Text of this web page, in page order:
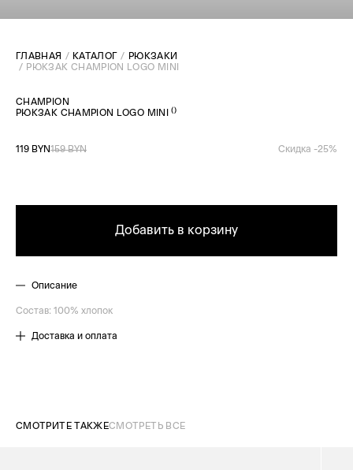
ГЛАВНАЯ КАТАЛОГ
РЮКЗАКИ
PЮКЗАК CHAMPION LOGO MINI
CHAMPION
PЮКЗАК CHAMPION LOGO MINI()
119 BYN159 BYN Скидка -25%
Добавить в корзину
Описание
Состав: 100% хлопок
Доставка и оплата
СМОТРИТЕ ТАКЖЕСМОТРЕТЬ ВСЕ